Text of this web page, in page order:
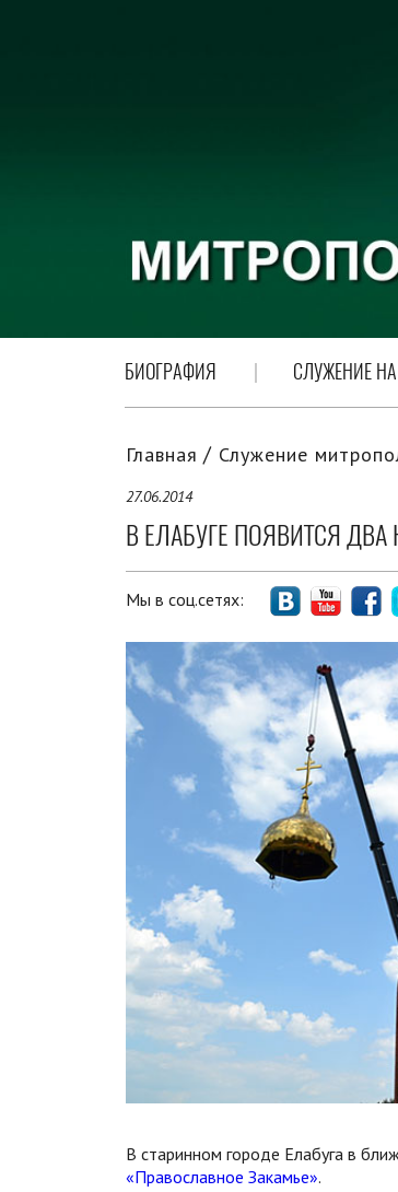
БИОГРАФИЯ СЛУЖЕНИЕ
Главная Служение
27.06.2014
В ЕЛАБУГЕ ПОЯВИТСЯ
Мы в соц.сетях:
В старинном городе Елабуга в
«Православное Закамье».